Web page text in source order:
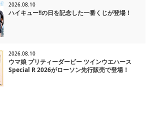
2026.08.10
ハイキュー!!の日を記念した一番くじが登場！
2026.08.10
ウマ娘 プリティーダービー ツインウエハース
Special R 2026がローソン先行販売で登場！